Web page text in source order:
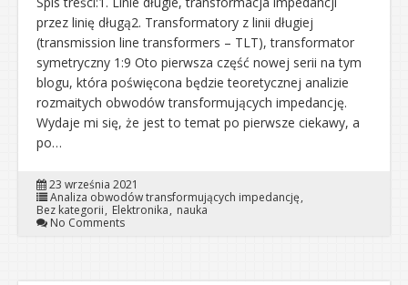
przez linię długą2. Transformatory z linii długiej
(transmission line transformers – TLT), transformator
symetryczny 1:9 Oto pierwsza część nowej serii na tym
blogu, która poświęcona będzie teoretycznej analizie
rozmaitych obwodów transformujących impedancję.
Wydaje mi się, że jest to temat po pierwsze ciekawy, a
po…
23 września 2021
Analiza obwodów transformujących impedancję
Bez kategorii
Elektronika
nauka
No Comments